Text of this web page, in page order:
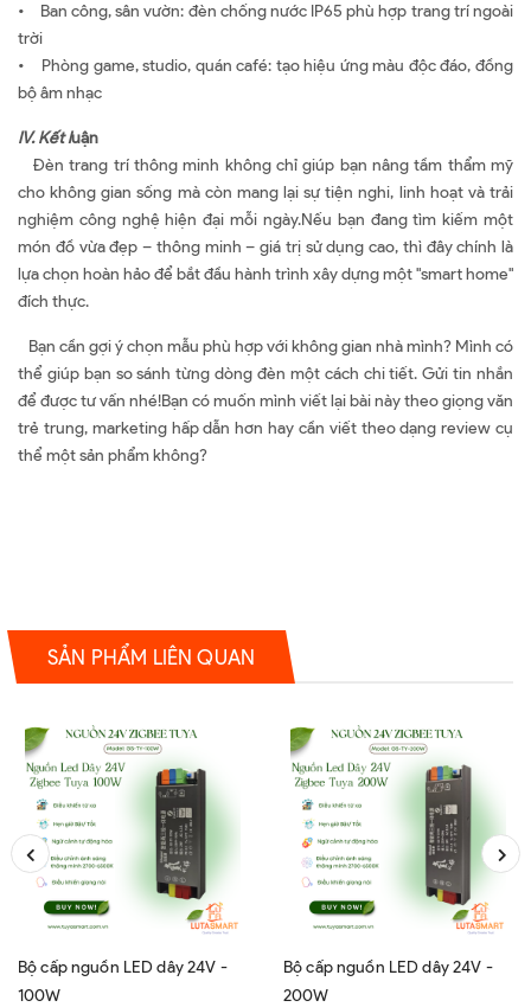
• Ban công, sân vườn: đèn chống nước IP65 phù hợp trang trí ngoài
trời
• Phòng game, studio, quán café: tạo hiệu ứng màu độc đáo, đồng
bộ âm nhạc
IV. Kết luận
Đèn trang trí thông minh không chỉ giúp bạn nâng tầm thẩm mỹ
cho không gian sống mà còn mang lại sự tiện nghi, linh hoạt và trải
nghiệm công nghệ hiện đại mỗi ngày.Nếu bạn đang tìm kiếm một
món đồ vừa đẹp – thông minh – giá trị sử dụng cao, thì đây chính là
lựa chọn hoàn hảo để bắt đầu hành trình xây dựng một "smart home"
đích thực.
Bạn cần gợi ý chọn mẫu phù hợp với không gian nhà mình? Mình có
thể giúp bạn so sánh từng dòng đèn một cách chi tiết. Gửi tin nhắn
để được tư vấn nhé!Bạn có muốn mình viết lại bài này theo giọng văn
trẻ trung, marketing hấp dẫn hơn hay cần viết theo dạng review cụ
thể một sản phẩm không?
SẢN PHẨM LIÊN QUAN
Bộ cấp nguồn LED dây 24V -
100W
Bộ cấp nguồn LED dây 24V -
200W